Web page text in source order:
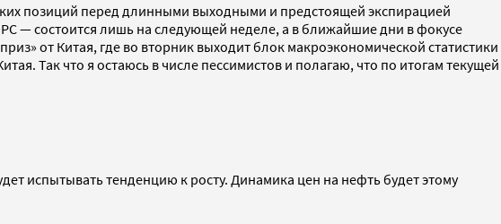
позиций перед длинными выходными и предстоящей экспирацией
— состоится лишь на следующей неделе, а в ближайшие дни в фокусе
от Китая, где во вторник выходит блок макроэкономической статистики
Так что я остаюсь в числе пессимистов и полагаю, что по итогам текущей
испытывать тенденцию к росту. Динамика цен на нефть будет этому